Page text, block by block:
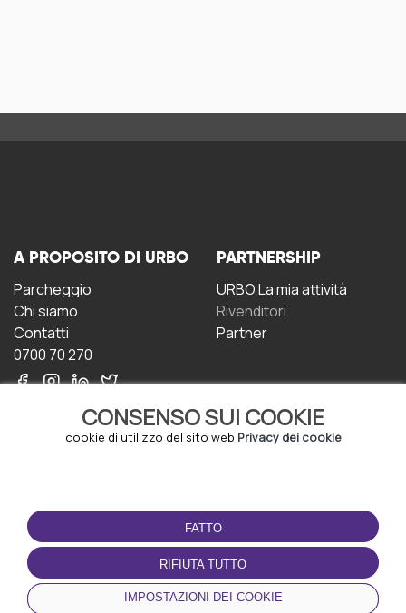
CONSENSO SUI COOKIE
cookie di utilizzo del sito web Privacy dei cookie
FATTO
RIFIUTA TUTTO
IMPOSTAZIONI DEI COOKIE
A PROPOSITO DI URBO
Parcheggio
Chi siamo
Contatti
0700 70 270
PARTNERSHIP
URBO La mia attività
Rivenditori
Partner
CONDIZIONI D'USO
Termini e Condizioni
Politica sulla riservatezza
Gestione dei Cookie
SCARICA L'APP